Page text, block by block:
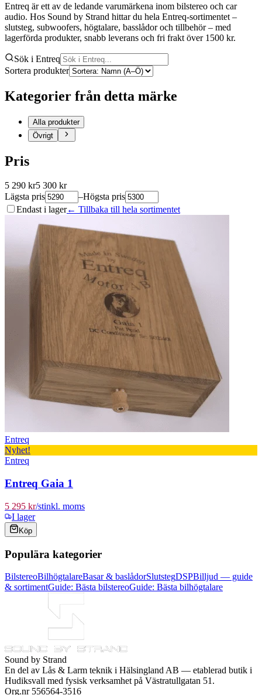
Entreq är ett av de ledande varumärkena inom bilstereo och car
audio. Hos Sound by Strand hittar du hela Entreq-sortimentet –
slutsteg, subwoofers, högtalare, basslådor och tillbehör – med
lagerförda produkter, snabb leverans och fri frakt över 1500 kr.
Sök i Entreq
Sortera produkter
Kategorier från detta märke
Alla produkter
Övrigt
Pris
5 290 kr5 300 kr
Lägsta pris
–Högsta pris
Endast i lager← Tillbaka till hela sortimentet
Entreq
Nyhet!
Entreq
Entreq Gaia 1
5 295 kr/stinkl. moms
I lager
Köp
Populära kategorier
BilstereoBilhögtalareBasar & baslådorSlutstegDSPBilljud — guide
& sortimentGuide: Bästa bilstereoGuide: Bästa bilhögtalare
Sound by Strand
En del av Lås & Larm teknik i Hälsingland AB — etablerad butik i
Hudiksvall med fysisk verksamhet på Västratullgatan 51.
Org.nr 556564-3516